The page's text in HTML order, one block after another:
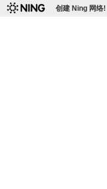
创建 Ning 网络!